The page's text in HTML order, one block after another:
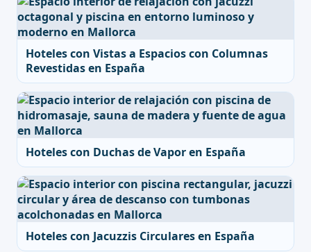
Hoteles con Vistas a Espacios con Columnas
Revestidas en España
Hoteles con Duchas de Vapor en España
Hoteles con Jacuzzis Circulares en España